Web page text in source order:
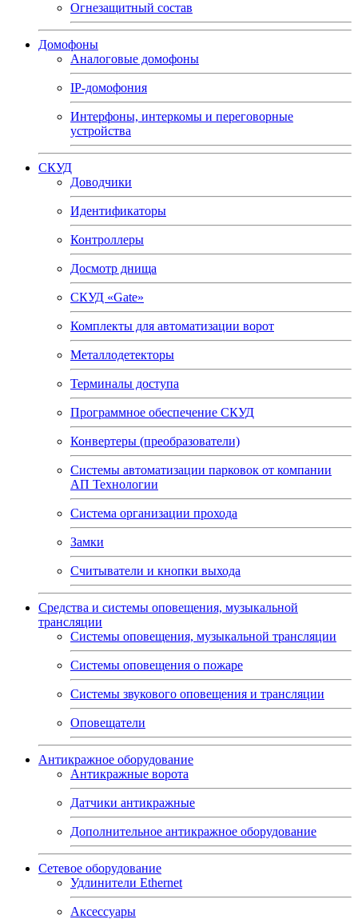
Огнезащитный состав
Домофоны
Аналоговые домофоны
IP-домофония
Интерфоны, интеркомы и переговорные
устройства
СКУД
Доводчики
Идентификаторы
Контроллеры
Досмотр днища
СКУД «Gate»
Комплекты для автоматизации ворот
Металлодетекторы
Терминалы доступа
Программное обеспечение СКУД
Конвертеры (преобразователи)
Системы автоматизации парковок от компании
АП Технологии
Система организации прохода
Замки
Считыватели и кнопки выхода
Средства и системы оповещения, музыкальной
трансляции
Системы оповещения, музыкальной трансляции
Системы оповещения о пожаре
Системы звукового оповещения и трансляции
Оповещатели
Антикражное оборудование
Антикражные ворота
Датчики антикражные
Дополнительное антикражное оборудование
Сетевое оборудование
Удлинители Ethernet
Аксессуары